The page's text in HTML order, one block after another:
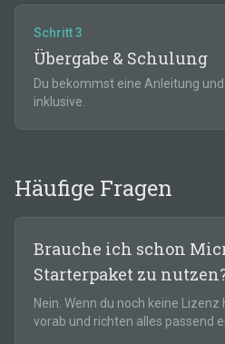
Schritt3
Übergabe & Schulung
Du bekommst eine Anleitung
inklusive.
Häufige Fragen
Brauche ich schon
Starterpaket zu
Nein. Wenn du noch keine
vorab und richten alles passend